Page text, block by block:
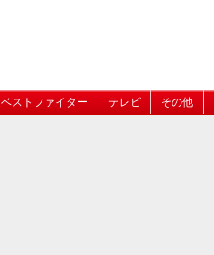
ベストファイター テレビ その他